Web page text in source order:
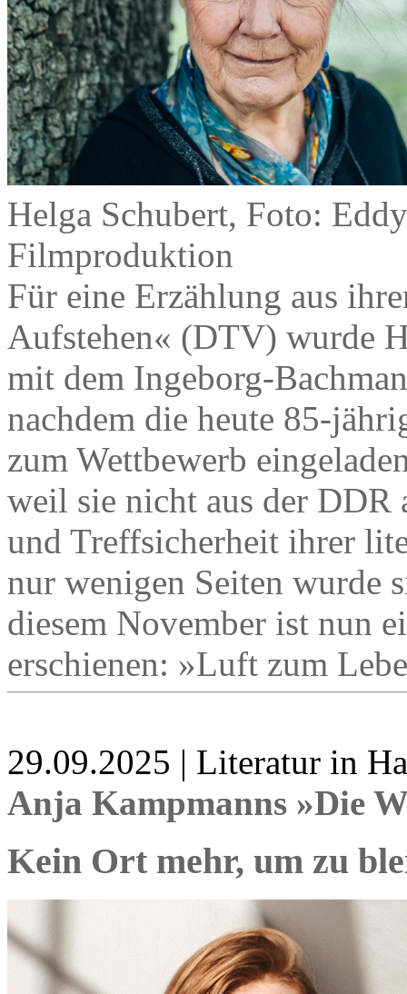
Helga Schubert, Foto:
Filmproduktion
Für eine Erzählung aus
Aufstehen« (DTV) wurde
mit dem Ingeborg-
nachdem die heute 85-
zum Wettbewerb
weil sie nicht aus der DDR
und Treffsicherheit ihrer
nur wenigen Seiten wurde
diesem November ist nun
erschienen: »Luft zum
29.09.2025 | Literatur in
Anja Kampmanns »Die
Kein Ort mehr, um zu